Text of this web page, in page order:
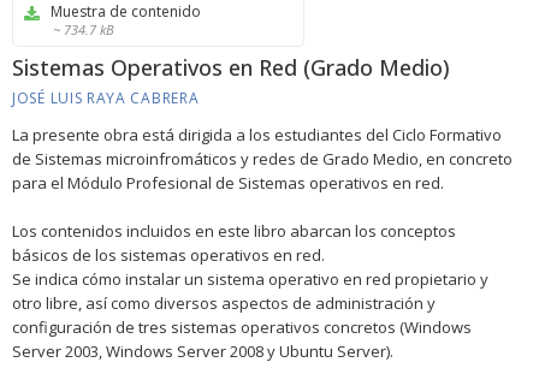
Muestra de contenido
~ 734.7 kB
Sistemas Operativos en Red (Grado Medio)
JOSÉ LUIS RAYA CABRERA
La presente obra está dirigida a los estudiantes del Ciclo Formativo
de Sistemas microinfromáticos y redes de Grado Medio, en concreto
para el Módulo Profesional de Sistemas operativos en red.
Los contenidos incluidos en este libro abarcan los conceptos
básicos de los sistemas operativos en red.
Se indica cómo instalar un sistema operativo en red propietario y
otro libre, así como diversos aspectos de administración y
configuración de tres sistemas operativos concretos (Windows
Server 2003, Windows Server 2008 y Ubuntu Server).